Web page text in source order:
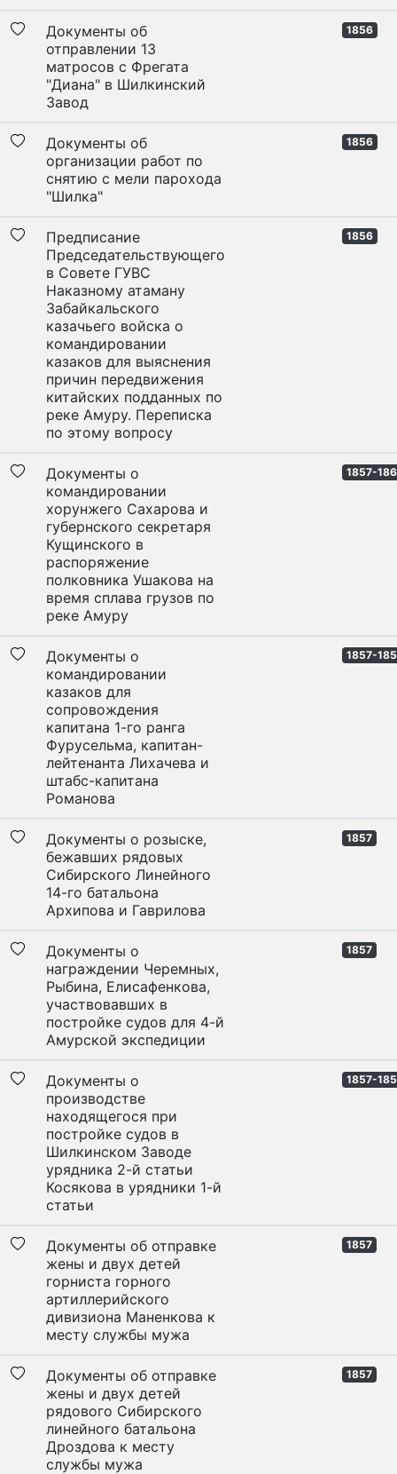
Документы об
отправлении 13
матросов с Фрегата
"Диана" в Шилкинский
Завод
1856
Документы об
организации работ по
снятию с мели парохода
"Шилка"
1856
Предписание
Председательствующего
в Совете ГУВС
Наказному атаману
Забайкальского
казачьего войска о
командировании
казаков для выяснения
причин передвижения
китайских подданных по
реке Амуру. Переписка
по этому вопросу
1856
Документы о
командировании
хорунжего Сахарова и
губернского секретаря
Кущинского в
распоряжение
полковника Ушакова на
время сплава грузов по
реке Амуру
1857-
Документы о
командировании
казаков для
сопровождения
капитана 1-го ранга
Фурусельма, капитан-
лейтенанта Лихачева и
штабс-капитана
Романова
1857-
Документы о розыске,
бежавших рядовых
Сибирского Линейного
14-го батальона
Архипова и Гаврилова
1857
Документы о
награждении Черемных,
Рыбина, Елисафенкова,
участвовавших в
постройке судов для 4-й
Амурской экспедиции
1857
Документы о
производстве
находящегося при
постройке судов в
Шилкинском Заводе
урядника 2-й статьи
Косякова в урядники 1-й
статьи
1857-
Документы об отправке
жены и двух детей
горниста горного
артиллерийского
дивизиона Маненкова к
месту службы мужа
1857
Документы об отправке
жены и двух детей
рядового Сибирского
линейного батальона
Дроздова к месту
службы мужа
1857